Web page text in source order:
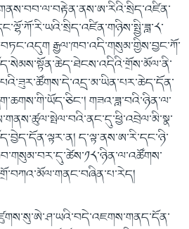
རྒྱལ་ཁབ་འདི་གསུམ་གྱིས་བྱང་ཀོ་
གཟའ་ཟླ་བའི་ཉིན་ལ་
ད་ལྟ་ནས་ཨ་རི་དང་ཉི་